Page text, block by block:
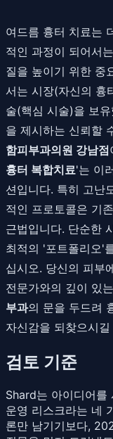
여드름 흉터 치료는
적인 과정이 되어서
질을 높이기 위한 중
서는 시장(자신의 흉
술(핵심 시술)을 보
을 제시하는 신뢰할
함피부과의원 강남점
흉터 복합치료'는 이
션입니다. 특히 고난
적인 프로토콜은 기
근법입니다. 단순한
최적의 '포트폴리오'
십시오. 당신의 피부
전문가와의 깊이 있
부과의 문을 두드려
자신감을 되찾으시
검토 기준
Shard는 아이디어를
운영 리스크라는 네
론만 남기기보다,